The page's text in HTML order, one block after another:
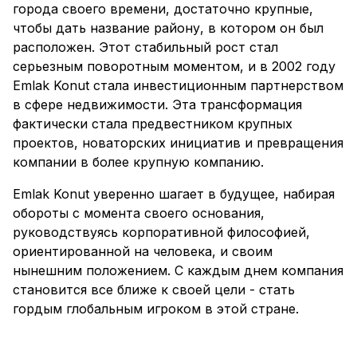
города своего времени, достаточно крупные,
чтобы дать название району, в котором он был
расположен. Этот стабильный рост стал
серьезным поворотным моментом, и в 2002 году
Emlak Konut стала инвестиционным партнерством
в сфере недвижимости. Эта трансформация
фактически стала предвестником крупных
проектов, новаторских инициатив и превращения
компании в более крупную компанию.
Emlak Konut уверенно шагает в будущее, набирая
обороты с момента своего основания,
руководствуясь корпоративной философией,
ориентированной на человека, и своим
нынешним положением. С каждым днем компания
становится все ближе к своей цели - стать
гордым глобальным игроком в этой стране.